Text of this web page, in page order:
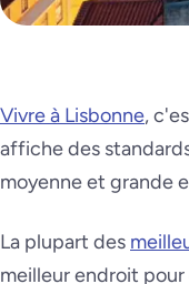
Vivre à Lisbonne,
affiche des
moyenne et grande
La plupart des
meilleur endroit